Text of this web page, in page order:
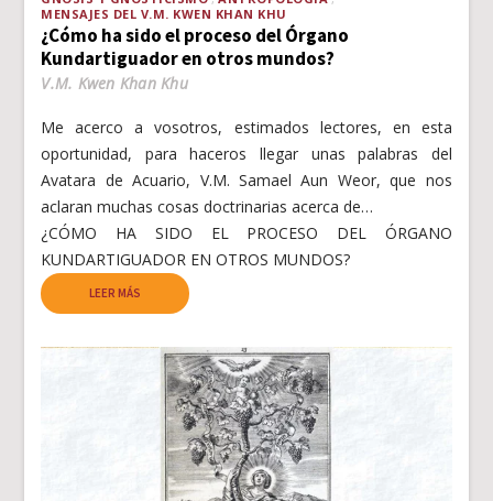
MENSAJES DEL V.M. KWEN KHAN KHU
¿Cómo ha sido el proceso del Órgano
Kundartiguador en otros mundos?
V.M. Kwen Khan Khu
Me acerco a vosotros, estimados lectores, en esta
oportunidad, para haceros llegar unas palabras del
Avatara de Acuario, V.M. Samael Aun Weor, que nos
aclaran muchas cosas doctrinarias acerca de…
¿CÓMO HA SIDO EL PROCESO DEL ÓRGANO
KUNDARTIGUADOR EN OTROS MUNDOS?
LEER MÁS